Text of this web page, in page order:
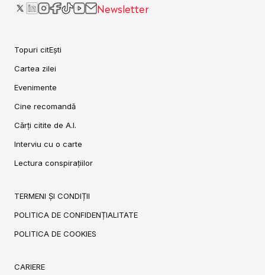
Newsletter
Topuri citEști
Cartea zilei
Evenimente
Cine recomandă
Cărți citite de A.I.
Interviu cu o carte
Lectura conspirațiilor
TERMENI ȘI CONDIȚII
POLITICA DE CONFIDENȚIALITATE
POLITICA DE COOKIES
CARIERE